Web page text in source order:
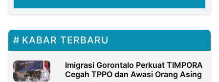
KABAR TERBARU
Imigrasi Gorontalo Perkuat TIMPORA
Cegah TPPO dan Awasi Orang Asing